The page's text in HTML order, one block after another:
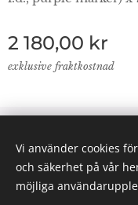
2 180,00 kr
exklusive fraktkostnad
© 2024 Lab Supplies
PO
Email:
Vi använder cookies
och säkerhet på vår
möjliga